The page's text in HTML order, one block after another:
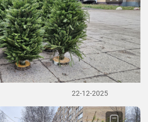
22-12-2025